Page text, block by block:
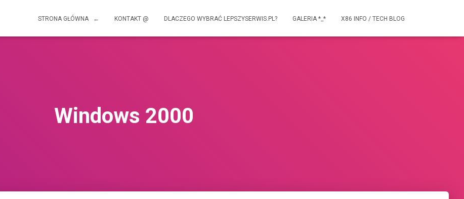
STRONA GŁÓWNA ← KONTAKT @ DLACZEGO WYBRAĆ LEPSZYSERWIS.PL? GALERIA *_* X86 INFO / TECH BLOG
Windows 2000